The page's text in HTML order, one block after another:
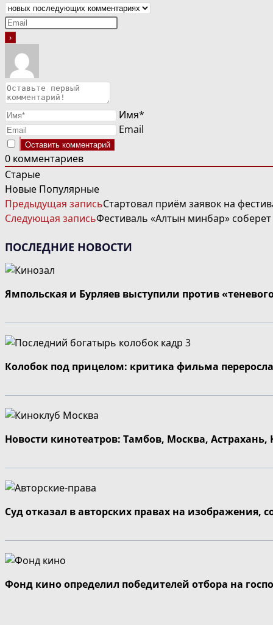
Имя*
Email
0 комментариев
Старые
Новые Популярные
ЧИТАТЬ
ДАЛЕЕ
СТАТЬИ
Предыдущая записьСтартовал приём заявок на
Следующая записьФестиваль «Алтын минбар»
ПОСЛЕДНИЕ НОВОСТИ
Ямпольская и Бурляев выступили против
Колобок под прицелом: критика фильма
Новости кинотеатров: Тамбов, Москва,
Суд отказал в авторских правах на изображения,
Фонд кино определил победителей отбора на